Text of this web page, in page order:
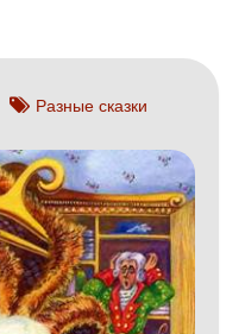
Разные сказки